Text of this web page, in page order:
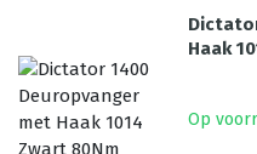
Haak
Op